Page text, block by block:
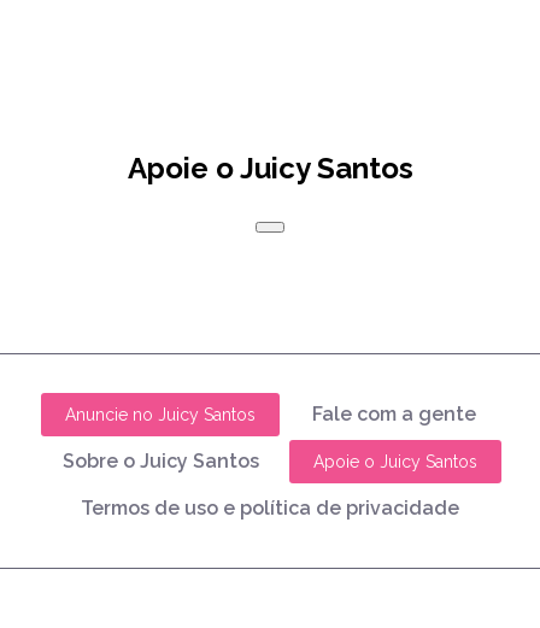
Apoie o Juicy Santos
Anuncie no Juicy Santos Fale com a gente
Sobre o Juicy Santos Apoie o Juicy Santos
Termos de uso e política de privacidade